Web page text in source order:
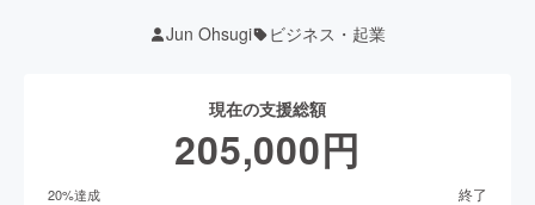
Jun Ohsugi ビジネス・起業
現在の支援総額
205,000円
20%達成 終了